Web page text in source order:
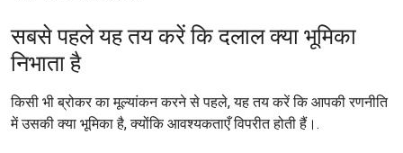
सबसे पहले यह तय करें कि दलाल क्या भूमिका
निभाता है
किसी भी ब्रोकर का मूल्यांकन करने से पहले, यह तय करें कि आपकी रणनीति
में उसकी क्या भूमिका है, क्योंकि आवश्यकताएँ विपरीत होती हैं।.